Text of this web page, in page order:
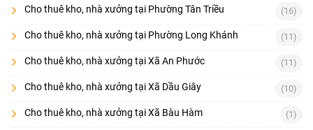
Cho thuê kho, nhà xưởng tại Phường Tân Triều (16)
Cho thuê kho, nhà xưởng tại Phường Long Khánh (11)
Cho thuê kho, nhà xưởng tại Xã An Phước (11)
Cho thuê kho, nhà xưởng tại Xã Dầu Giây (10)
Cho thuê kho, nhà xưởng tại Xã Bàu Hàm (1)